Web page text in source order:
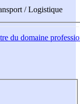
/ Logistique
du domaine